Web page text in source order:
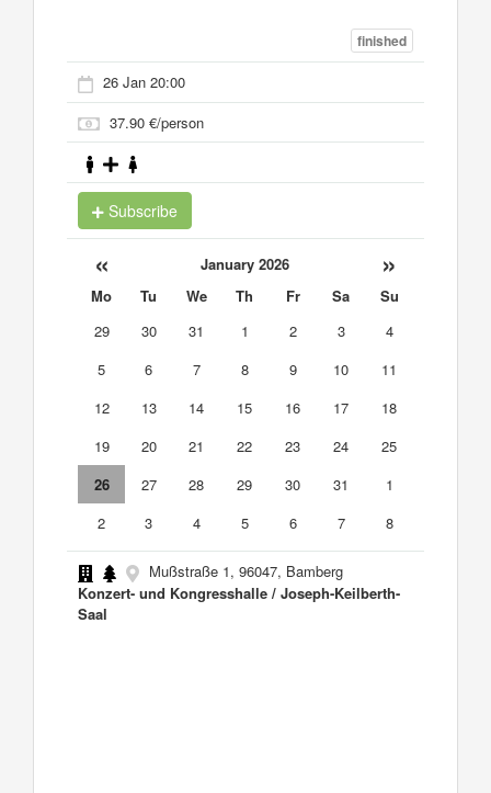
finished
26 Jan 20:00
37.90 €/person
Subscribe
« January 2026 »
Mo Tu We Th Fr Sa
Su
29
30 31 1 2 3
4
5
6 7 8 9 10
11
12
13 14 15 16 17
18
19
20 21 22 23 24
25
26
27 28 29 30 31
1
2
3 4 5 6 7 8
Mußstraße 1, 96047, Bamberg
Konzert- und Kongresshalle / Joseph-Keilberth-
Saal